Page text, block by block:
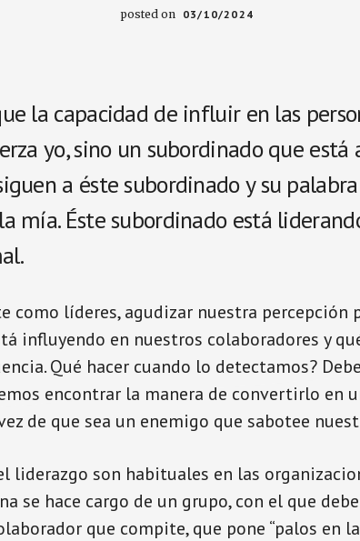
posted on 03/10/2024
la capacidad de influir en las
yo, sino un subordinado que está
a éste subordinado y su
mía. Éste subordinado está
como líderes, agudizar nuestra percepción
influyendo en nuestros colaboradores y
Qué hacer cuando lo detectamos?
encontrar la manera de convertirlo en
de que sea un enemigo que sabotee
liderazgo son habituales en las
se hace cargo de un grupo, con el que
que compite, que pone “palos en